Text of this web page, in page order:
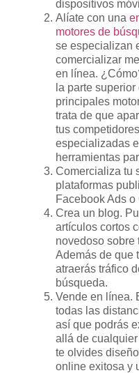
dispositivos
Alíate con una
motores de
se especializan
comercializar
en línea.
la parte
principales
trata de que
tus
especializadas
herramientas
Comercializa tu
plataformas
Facebook Ads
Crea un blog.
artículos cortos
novedoso sobre
Además de que
atraerás tráfico
búsqueda.
Vende en línea.
todas las
así que podrás
allá de
te olvides
online exitosa y